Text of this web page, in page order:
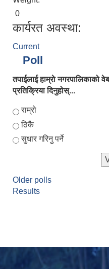
0
कार्यरत अवस्था:
Current
Poll
तपाईलाई हाम्राे नगरपालिकाको
प्रतिक्रिया दिनुहोस्...
Choices
राम्रो
ठिकै
सुधार गरिनु पर्ने
Older polls
Results